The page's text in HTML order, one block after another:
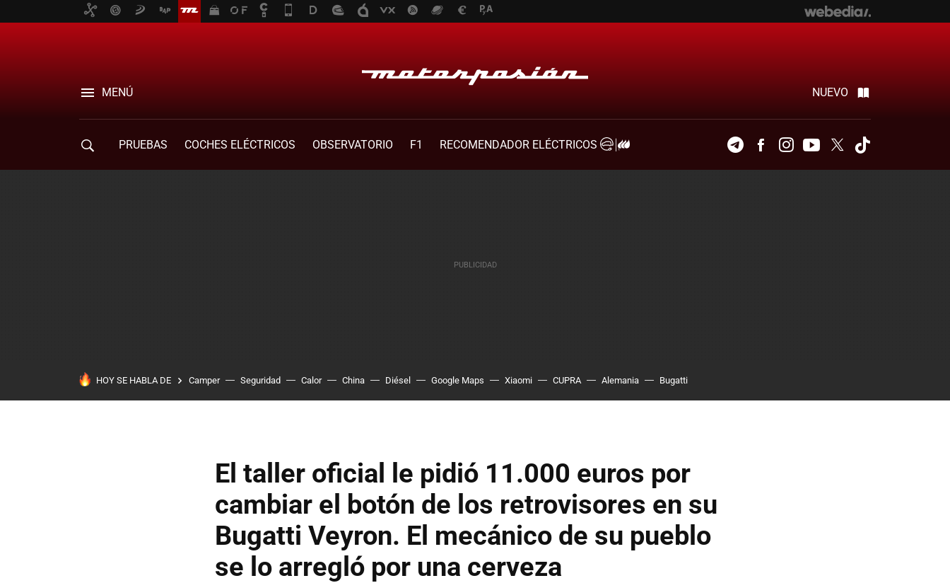
MENÚ NUEVO
PRUEBAS COCHES ELÉCTRICOS OBSERVATORIO F1
RECOMENDADOR ELÉCTRICOS
TelegramFacebookInstagramYoutubeTwitter
HOY SE HABLA DE Camper Seguridad Calor China Diésel Google Maps Xiaomi CUPRA Alemania Bugatti
El taller oficial le pidió 11.000 euros por
cambiar el botón de los retrovisores en su
Bugatti Veyron. El mecánico de su pueblo
se lo arregló por una cerveza